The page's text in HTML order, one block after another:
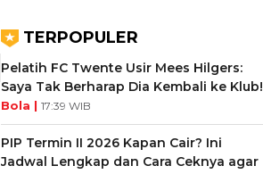
TERPOPULER
Pelatih FC Twente Usir Mees Hilgers:
Saya Tak Berharap Dia Kembali ke Klub!
Bola | 17:39 WIB
PIP Termin II 2026 Kapan Cair? Ini
Jadwal Lengkap dan Cara Ceknya agar